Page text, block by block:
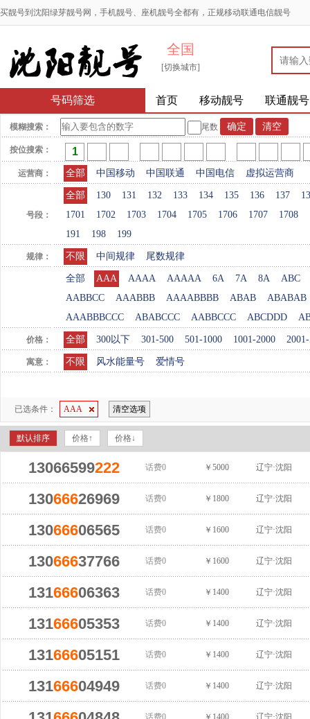
买靓号到沈阳绿芽靓号网，手机靓号、座机靓号全都有，正规移动联通电信靓号
全国
[切换城市]
号码筛选 首页 移动靓号 联通靓号
模糊搜索： 尾数
按位搜索：
运营商： 全部 中国移动 中国联通 中国电信 虚拟运营商
号段：
全部 130 131 132 133 134 135 136 137
1701
1702 1703 1704 1705 1706 1707 1708
191
198 199
规律： 不限 中间规律 尾数规律
全部 AAA AAAA AAAAA 6A 7A 8A
ABC
AABBCC
AAABBB AAAABBBB ABAB
ABABAB
AAABBBCCC
ABABCCC AABBCCC ABCDDD
价格： 全部 300以下 301-500 501-1000 1001-2000
寓意： 不限 风水能量号 爱情号
已选条件： AAA 清空选项
默认排序 价格↑ 价格↓
13066599222 话费0 ￥5000 辽宁·沈阳
13066626969 话费0 ￥1800 辽宁·沈阳
13066606565 话费0 ￥1600 辽宁·沈阳
13066637766 话费0 ￥1600 辽宁·沈阳
13166606363 话费0 ￥1400 辽宁·沈阳
13166605353 话费0 ￥1400 辽宁·沈阳
13166605151 话费0 ￥1400 辽宁·沈阳
13166604949 话费0 ￥1400 辽宁·沈阳
话费0 ￥1400 辽宁·沈阳